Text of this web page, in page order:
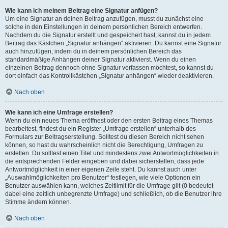
Wie kann ich meinem Beitrag eine Signatur anfügen?
Um eine Signatur an deinen Beitrag anzufügen, musst du zunächst eine
solche in den Einstellungen in deinem persönlichen Bereich entwerfen.
Nachdem du die Signatur erstellt und gespeichert hast, kannst du in jedem
Beitrag das Kästchen „Signatur anhängen“ aktivieren. Du kannst eine Signatur
auch hinzufügen, indem du in deinem persönlichen Bereich das
standardmäßige Anhängen deiner Signatur aktivierst. Wenn du einen
einzelnen Beitrag dennoch ohne Signatur verfassen möchtest, so kannst du
dort einfach das Kontrollkästchen „Signatur anhängen“ wieder deaktivieren.
Nach oben
Wie kann ich eine Umfrage erstellen?
Wenn du ein neues Thema eröffnest oder den ersten Beitrag eines Themas
bearbeitest, findest du ein Register „Umfrage erstellen“ unterhalb des
Formulars zur Beitragserstellung. Solltest du diesen Bereich nicht sehen
können, so hast du wahrscheinlich nicht die Berechtigung, Umfragen zu
erstellen. Du solltest einen Titel und mindestens zwei Antwortmöglichkeiten in
die entsprechenden Felder eingeben und dabei sicherstellen, dass jede
Antwortmöglichkeit in einer eigenen Zeile steht. Du kannst auch unter
„Auswahlmöglichkeiten pro Benutzer“ festlegen, wie viele Optionen ein
Benutzer auswählen kann, welches Zeitlimit für die Umfrage gilt (0 bedeutet
dabei eine zeitlich unbegrenzte Umfrage) und schließlich, ob die Benutzer ihre
Stimme ändern können.
Nach oben